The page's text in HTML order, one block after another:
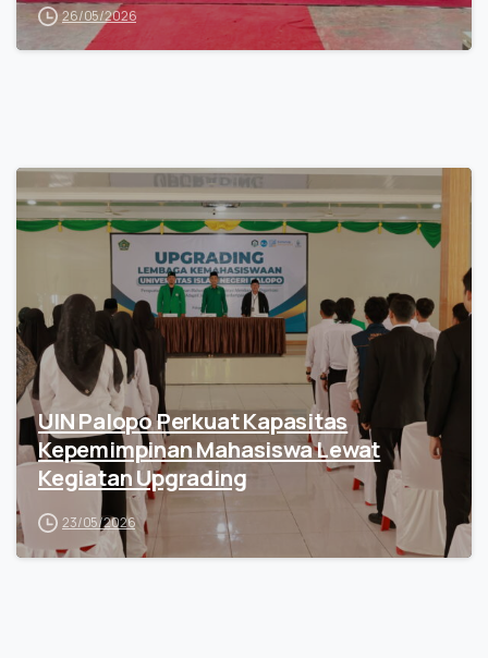
26/05/2026
UIN Palopo Perkuat Kapasitas
Kepemimpinan Mahasiswa Lewat
Kegiatan Upgrading
23/05/2026